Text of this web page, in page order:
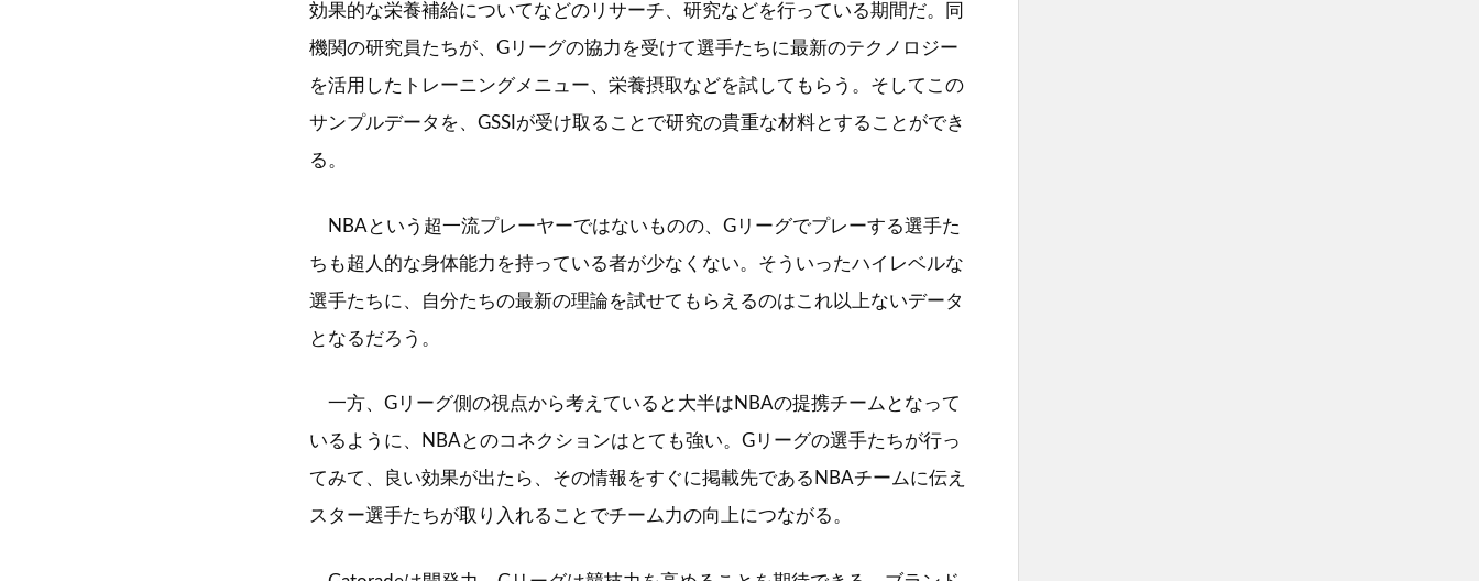
効果的な栄養補給についてなどのリサーチ、研究などを行っている期間だ。同
機関の研究員たちが、Gリーグの協力を受けて選手たちに最新のテクノロジー
を活用したトレーニングメニュー、栄養摂取などを試してもらう。そしてこの
サンプルデータを、GSSIが受け取ることで研究の貴重な材料とすることができ
る。
NBAという超一流プレーヤーではないものの、Gリーグでプレーする選手た
ちも超人的な身体能力を持っている者が少なくない。そういったハイレベルな
選手たちに、自分たちの最新の理論を試せてもらえるのはこれ以上ないデータ
となるだろう。
一方、Gリーグ側の視点から考えていると大半はNBAの提携チームとなって
いるように、NBAとのコネクションはとても強い。Gリーグの選手たちが行っ
てみて、良い効果が出たら、その情報をすぐに掲載先であるNBAチームに伝え
スター選手たちが取り入れることでチーム力の向上につながる。